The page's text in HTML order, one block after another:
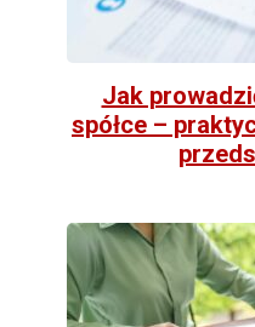
Jak
spółce –